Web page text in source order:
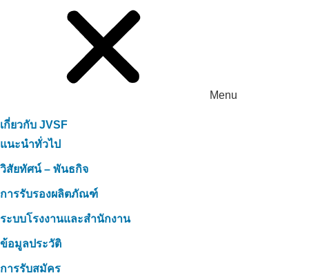
Menu
เกี่ยวกับ JVSF
แนะนำทั่วไป
วิสัยทัศน์ – พันธกิจ
การรับรองผลิตภัณฑ์
ระบบโรงงานและสำนักงาน
ข้อมูลประวัติ
การรับสมัคร